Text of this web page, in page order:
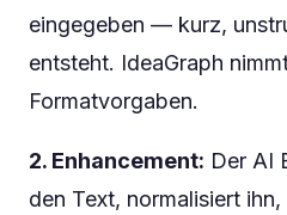
eingegeben — kurz,
entsteht. IdeaGraph
Formatvorgaben.
2. Enhancement: Der AI
den Text, normalisiert